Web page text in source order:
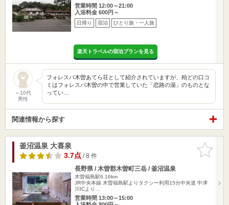
営業時間 12:00～21:00
入浴料金 600円～
日帰り 宿泊 ひとり旅・一人旅
楽天トラベルの宿泊プランを見る
～10代
男性
フォレスパ木曽あてら荘として紹介されていますが、殆どの口コ
ミはフォレスパ木曽の中で営業していた「恋路の湯」のものとな
ってい…
関連情報から探す
お気に入
りに追加
釜沼温泉 大喜泉
3.7点/ 8 件
長野県 / 木曽郡木曽町三岳 / 釜沼温泉
木曽福島駅6.16km
JR中央本線 木曽福島駅よりタクシー利用15分中央道 中津
川ICより…
営業時間 13:00～15:00